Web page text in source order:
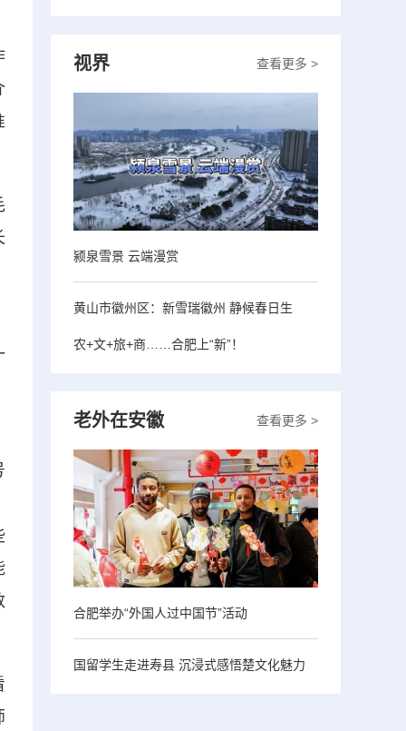
查看更多 >
视界
颍泉雪景 云端漫赏
黄山市徽州区：新雪瑞徽州 静候春日生
农+文+旅+商……合肥上“新”！
查看更多 >
老外在安徽
合肥举办“外国人过中国节”活动
国留学生走进寿县 沉浸式感悟楚文化魅力